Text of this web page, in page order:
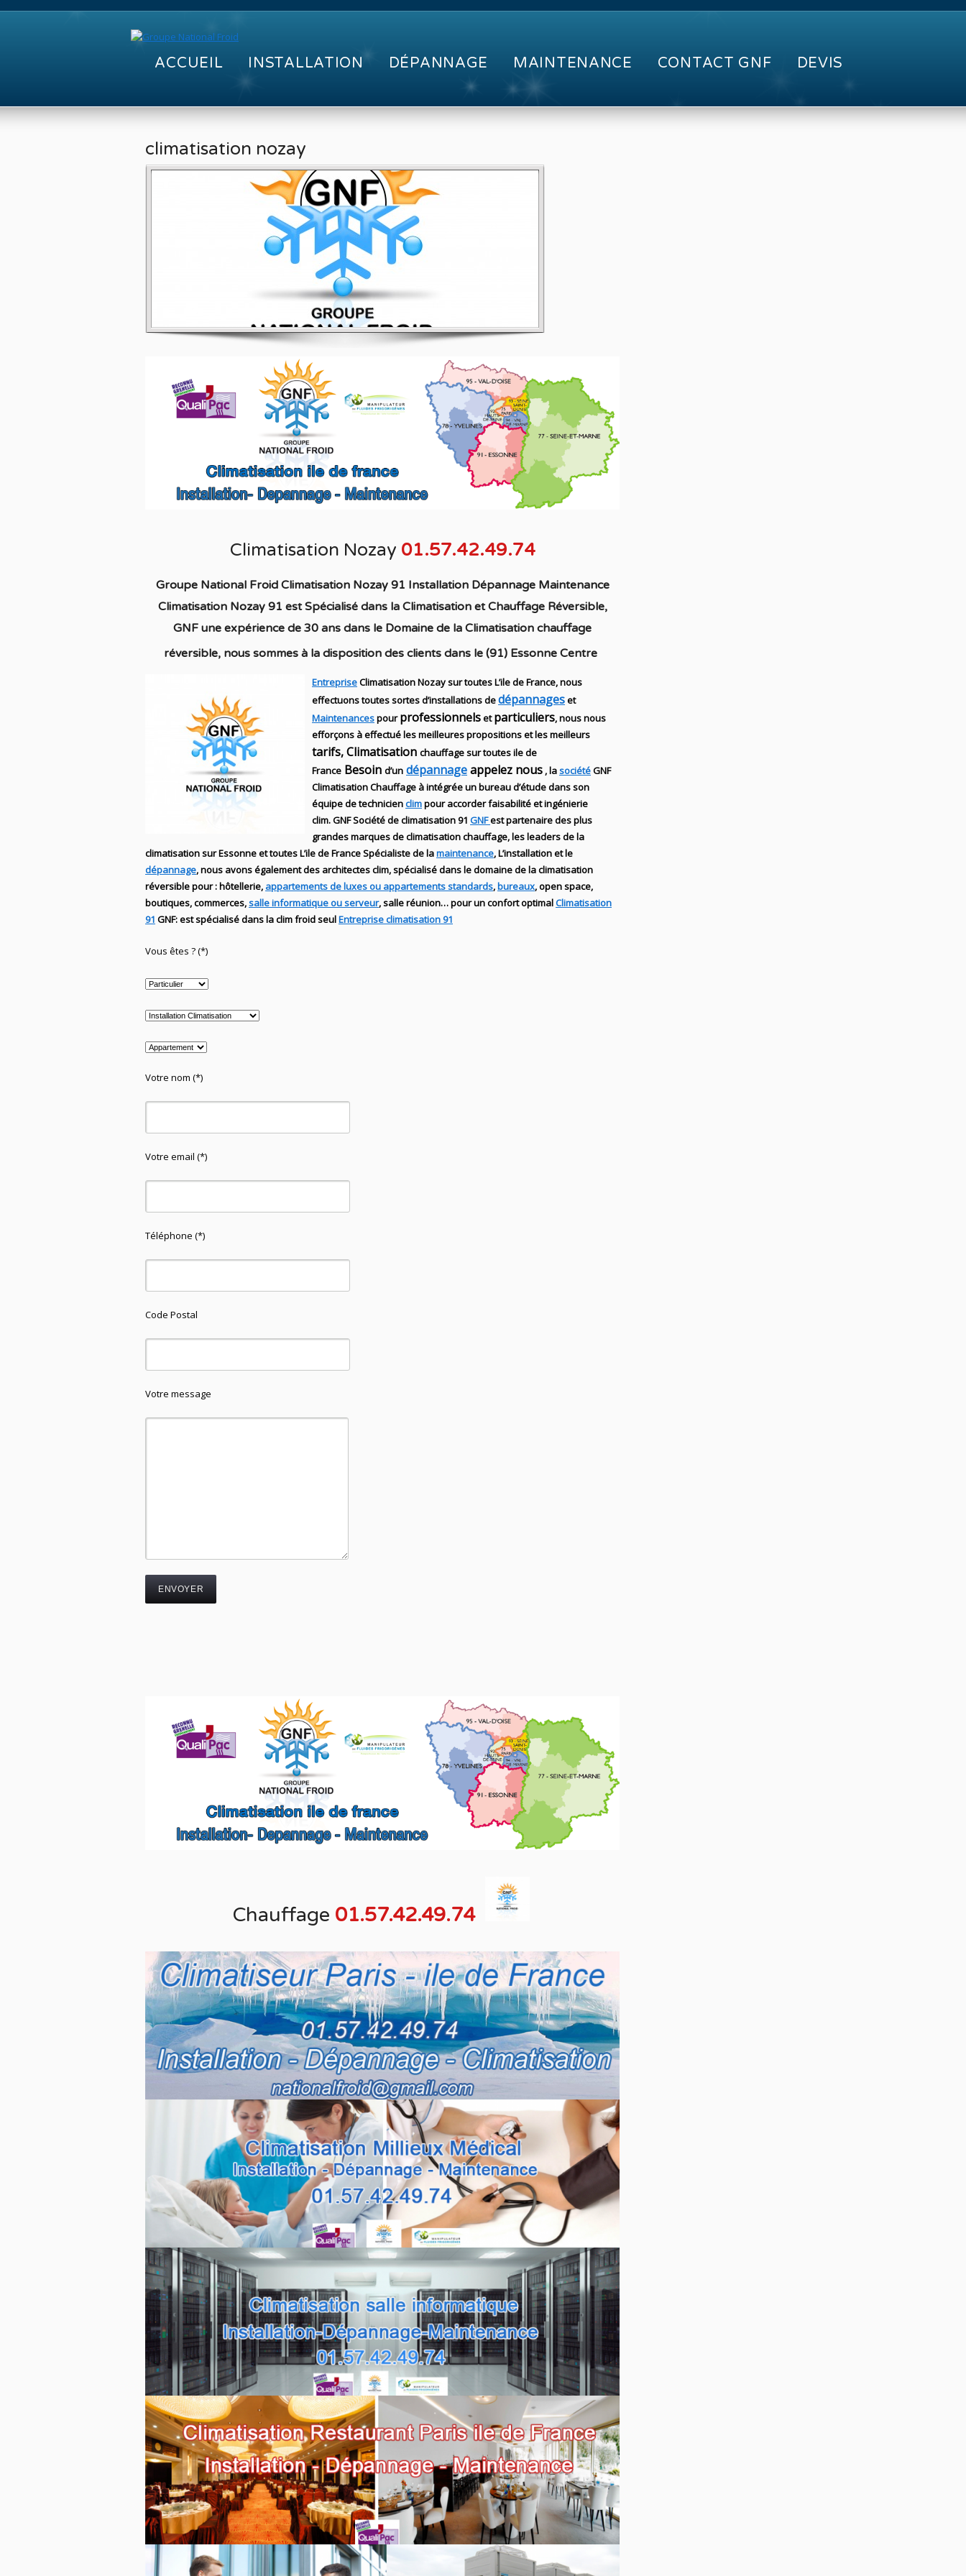
ACCUEIL INSTALLATION DÉPANNAGE MAINTENANCE CONTACT GNF DEVIS
climatisation nozay
Climatisation Nozay 01.57.42.49.74
Groupe National Froid Climatisation Nozay 91 Installation Dépannage Maintenance
Climatisation Nozay 91 est Spécialisédans la Climatisationet ChauffageRéversible,
GNF une expérience de 30 ans dans le Domaine de la Climatisation chauffage
réversible, nous sommes à la disposition des clients dansle (91) Essonne Centre
EntrepriseClimatisation Nozay sur toutes L’ile de France, nous
effectuons toutes sortes d’installationsdedépannageset
Maintenancespourprofessionnelsetparticuliers, nous nous
efforçons à effectué les meilleures propositions et les meilleurs
tarifs, Climatisation chauffage sur toutes ile de
France Besoin d’un dépannageappelez nous , lasociétéGNF
Climatisation Chauffage à intégrée un bureau d’étude dans son
équipe de technicienclimpour accorder faisabilité et ingénierie
clim.GNFSociété de climatisation 91 GNFest partenaire des plus
grandes marques declimatisation chauffage, les leadersde la
climatisation sur Essonne et toutes L’ile de France Spécialiste de lamaintenance, L’installationet le
dépannage, nous avons également des architectes clim,spécialisé dans le domaine de laclimatisation
réversiblepour : hôtellerie, appartements de luxes ou appartements standards, bureaux, open space,
boutiques, commerces,salle informatique ou serveur, salle réunion… pour un confort optimalClimatisation
91 GNF:estspécialisédans la climfroid seulEntreprise climatisation 91
Vous êtes ? (*)
Votre nom (*)
Votre email (*)
Téléphone (*)
Code Postal
Votre message
Chauffage 01.57.42.49.74